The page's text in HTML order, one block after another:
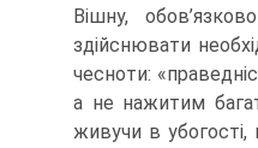
Вішну,
здійснювати
чесноти:
а не нажитим
живучи в